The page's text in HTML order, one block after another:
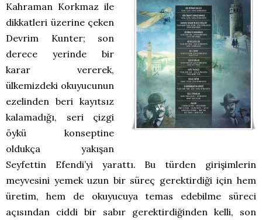
Kahraman Korkmaz ile
dikkatleri üzerine çeken
Devrim Kunter; son
derece yerinde bir
karar vererek,
ülkemizdeki okuyucunun
ezelinden beri kayıtsız
kalamadığı, seri çizgi
öykü konseptine
oldukça yakışan
Seyfettin Efendi’yi yarattı. Bu türden girişimlerin
meyvesini yemek uzun bir süreç gerektirdiği için hem
üretim, hem de okuyucuya temas edebilme süreci
açısından ciddi bir sabır gerektirdiğinden kelli, son